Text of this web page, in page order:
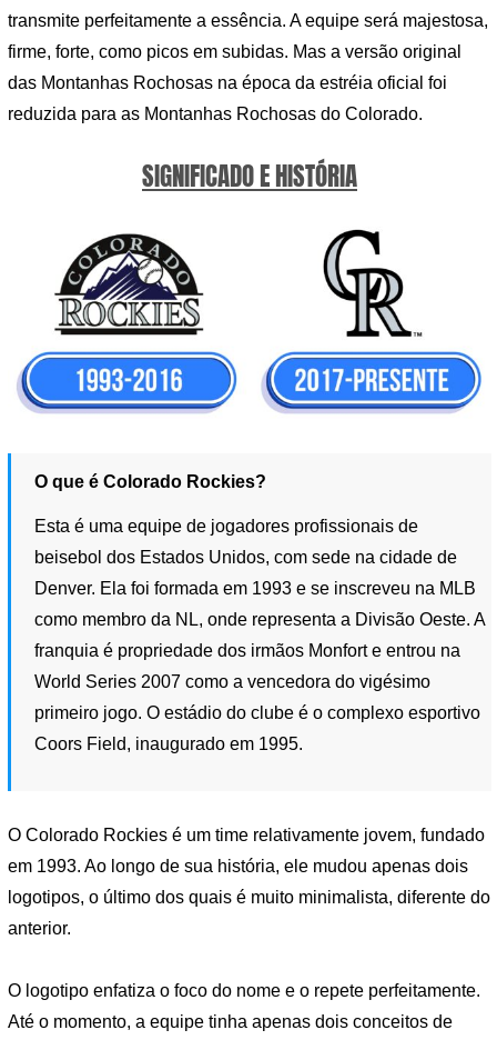
transmite perfeitamente a essência. A equipe será majestosa,
firme, forte, como picos em subidas. Mas a versão original
das Montanhas Rochosas na época da estréia oficial foi
reduzida para as Montanhas Rochosas do Colorado.
SIGNIFICADO E HISTÓRIA
O que é Colorado Rockies?
Esta é uma equipe de jogadores profissionais de
beisebol dos Estados Unidos, com sede na cidade de
Denver. Ela foi formada em 1993 e se inscreveu na MLB
como membro da NL, onde representa a Divisão Oeste. A
franquia é propriedade dos irmãos Monfort e entrou na
World Series 2007 como a vencedora do vigésimo
primeiro jogo. O estádio do clube é o complexo esportivo
Coors Field, inaugurado em 1995.
O Colorado Rockies é um time relativamente jovem, fundado
em 1993. Ao longo de sua história, ele mudou apenas dois
logotipos, o último dos quais é muito minimalista, diferente do
anterior.
O logotipo enfatiza o foco do nome e o repete perfeitamente.
Até o momento, a equipe tinha apenas dois conceitos de